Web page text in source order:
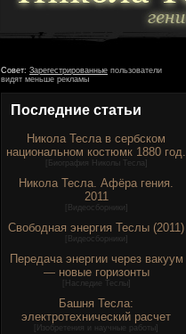
Совет: Зарегестрированные пользователи
видят меньше рекламы
Последние статьи
Никола Тесла в сербском
национальном костюмк 1880 год.
Биография Николы Тесла
Никола Тесла. Афёра гения.
2011
Видеосборники
Свободная энергия Теслы (2011)
Видеосборники
Передача энергии через вакуум
— новые горизонты
Наследие Теслы]
Башня Тесла:
электротехнический расчет
Изобретения и научные работы